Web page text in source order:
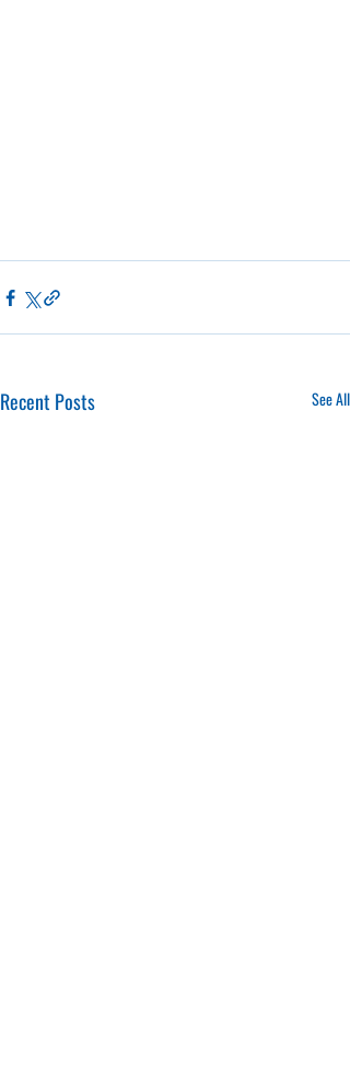
Recent Posts See All